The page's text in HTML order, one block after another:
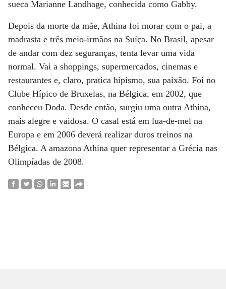
sueca Marianne Landhage, conhecida como Gabby.
Depois da morte da mãe, Athina foi morar com o pai, a
madrasta e três meio-irmãos na Suíça. No Brasil, apesar
de andar com dez seguranças, tenta levar uma vida
normal. Vai a shoppings, supermercados, cinemas e
restaurantes e, claro, pratica hipismo, sua paixão. Foi no
Clube Hípico de Bruxelas, na Bélgica, em 2002, que
conheceu Doda. Desde então, surgiu uma outra Athina,
mais alegre e vaidosa. O casal está em lua-de-mel na
Europa e em 2006 deverá realizar duros treinos na
Bélgica. A amazona Athina quer representar a Grécia nas
Olimpíadas de 2008.